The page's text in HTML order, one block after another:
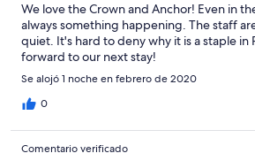
We love the Crown and Anchor! Even in
always something happening. The staff
quiet. It's hard to deny why it is a staple in
forward to our next stay!
Se alojó 1 noche en febrero de 2020
0
Comentario verificado